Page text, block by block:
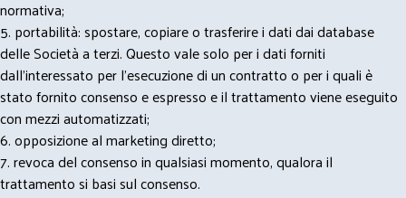
normativa;
5. portabilità: spostare, copiare o trasferire i dati dai database
delle Società a terzi. Questo vale solo per i dati forniti
dall’interessato per l’esecuzione di un contratto o per i quali è
stato fornito consenso e espresso e il trattamento viene eseguito
con mezzi automatizzati;
6. opposizione al marketing diretto;
7. revoca del consenso in qualsiasi momento, qualora il
trattamento si basi sul consenso.